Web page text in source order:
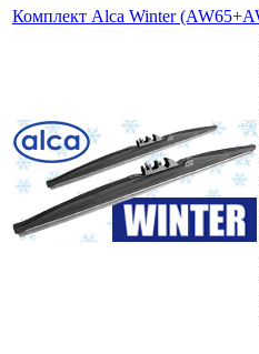
Комплект Alca Winter